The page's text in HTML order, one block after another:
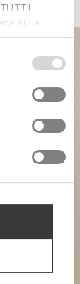
sulla
ed
maggiori
le